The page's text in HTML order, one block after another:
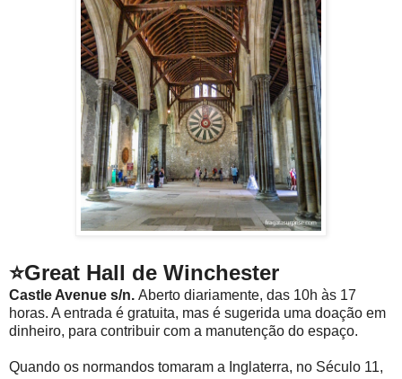
⭐Great Hall de Winchester
Castle Avenue s/n. Aberto diariamente, das 10h às 17
horas. A entrada é gratuita, mas é sugerida uma doação em
dinheiro, para contribuir com a manutenção do espaço.
Quando os normandos tomaram a Inglaterra, no Século 11,